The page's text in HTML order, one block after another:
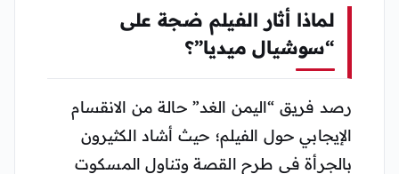
لماذا أثار الفيلم ضجة على
“سوشيال ميديا”؟
رصد فريق “اليمن الغد” حالة من الانقسام
الإيجابي حول الفيلم؛ حيث أشاد الكثيرون
بالجرأة في طرح القصة وتناول المسكوت